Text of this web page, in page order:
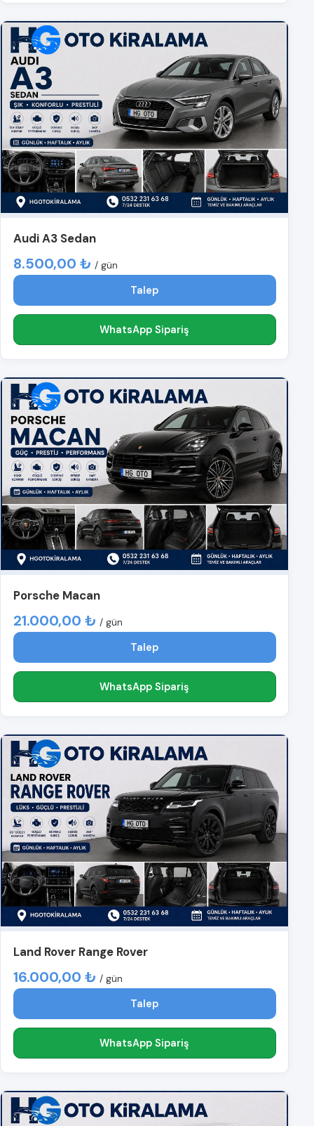
Audi A3 Sedan
8.500,00 ₺ / gün
Talep
WhatsApp Sipariş
Porsche Macan
21.000,00 ₺ / gün
Talep
WhatsApp Sipariş
Land Rover Range Rover
16.000,00 ₺ / gün
Talep
WhatsApp Sipariş